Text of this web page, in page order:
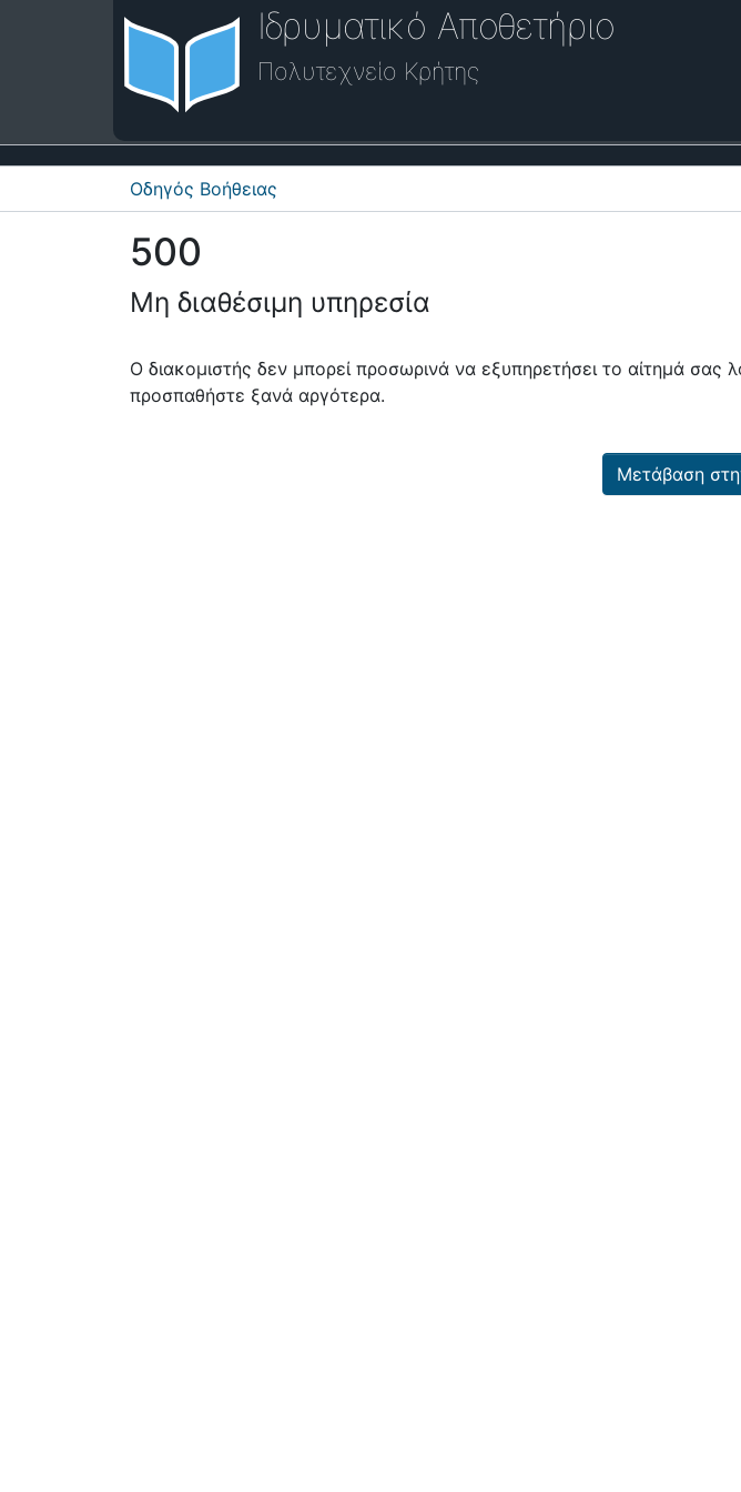
Ιδρυματικό Αποθετήριο
Πολυτεχνείο Κρήτης
Οδηγός Βοήθειας
500
Μη διαθέσιμη υπηρεσία
Ο διακομιστής δεν μπορεί προσωρινά να εξυπηρετήσει το αίτημά
προσπαθήστε ξανά αργότερα.
Μετάβαση